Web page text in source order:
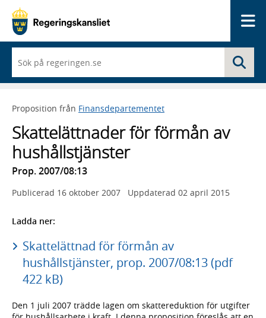
du
börjar
skriva
framträder
lista
med
sökförslag
Proposition från Finansdepartementet
Skattelättnader för förmån av
hushållstjänster
Prop. 2007/08:13
Publicerad 16 oktober 2007 Uppdaterad 02 april 2015
Ladda ner:
Skattelättnad för förmån av
hushållstjänster, prop. 2007/08:13 (pdf
422 kB)
Den 1 juli 2007 trädde lagen om skattereduktion för utgifter